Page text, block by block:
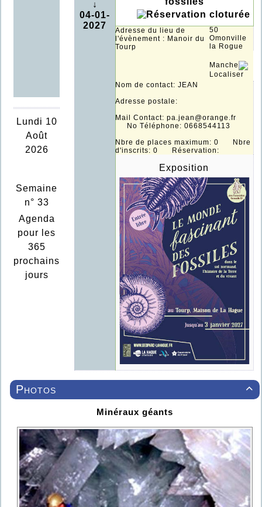
Lundi 10
Août
2026
Semaine
n° 33
Agenda
pour les
365
prochains
jours
↓
04-01-
2027
Adresse du lieu de
l'évènement : Manoir du
Tourp
50
Omonville
la Rogue
Manche
Localiser
Nom de contact: JEAN
Adresse postale:
Mail Contact: pa.jean@orange.fr
No Téléphone: 0668544113
Nbre de places maximum: 0 Nbre
d'inscrits: 0 Réservation:
Exposition

Photos
Minéraux géants